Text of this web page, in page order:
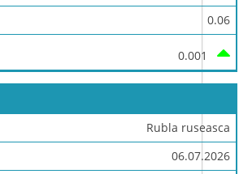
0.06
0.001
Rubla ruseasca
06.07.2026